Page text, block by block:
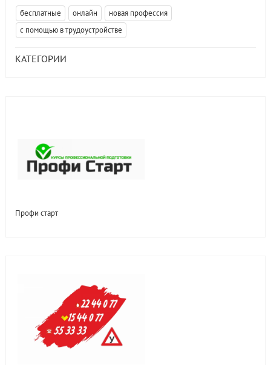
бесплатные онлайн
новая профессия
с помощью в трудоустройстве
КАТЕГОРИИ
Профи старт